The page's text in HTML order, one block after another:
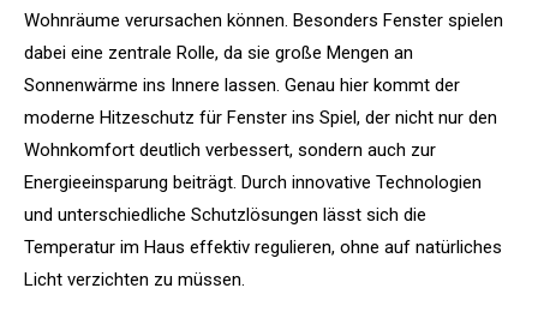
Wohnräume verursachen können. Besonders Fenster spielen
dabei eine zentrale Rolle, da sie große Mengen an
Sonnenwärme ins Innere lassen. Genau hier kommt der
moderne Hitzeschutz für Fenster ins Spiel, der nicht nur den
Wohnkomfort deutlich verbessert, sondern auch zur
Energieeinsparung beiträgt. Durch innovative Technologien
und unterschiedliche Schutzlösungen lässt sich die
Temperatur im Haus effektiv regulieren, ohne auf natürliches
Licht verzichten zu müssen.